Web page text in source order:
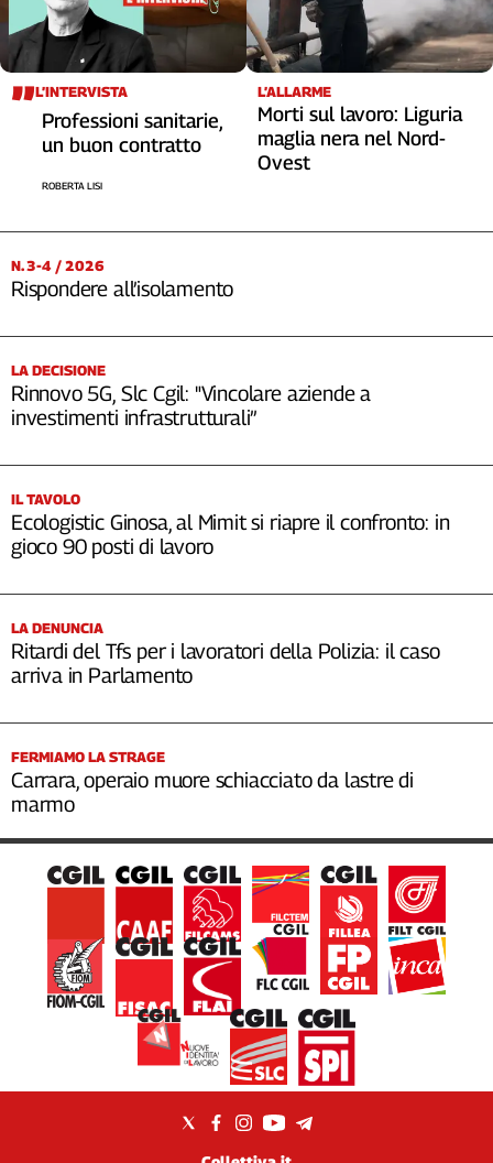
L’INTERVISTA
Professioni sanitarie,
un buon contratto
ROBERTA LISI
L’ALLARME
Morti sul lavoro: Liguria
maglia nera nel Nord-
Ovest
N. 3-4 / 2026
Rispondere all’isolamento
LA DECISIONE
Rinnovo 5G, Slc Cgil: "Vincolare aziende a
investimenti infrastrutturali”
IL TAVOLO
Ecologistic Ginosa, al Mimit si riapre il confronto: in
gioco 90 posti di lavoro
LA DENUNCIA
Ritardi del Tfs per i lavoratori della Polizia: il caso
arriva in Parlamento
FERMIAMO LA STRAGE
Carrara, operaio muore schiacciato da lastre di
marmo